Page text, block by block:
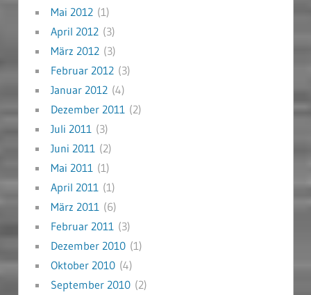
Mai 2012(1)
April 2012(3)
März 2012(3)
Februar 2012(3)
Januar 2012(4)
Dezember 2011 (2)
Juli 2011 (3)
Juni 2011 (2)
Mai 2011 (1)
April 2011 (1)
März 2011 (6)
Februar 2011 (3)
Dezember 2010(1)
Oktober 2010(4)
September 2010(2)